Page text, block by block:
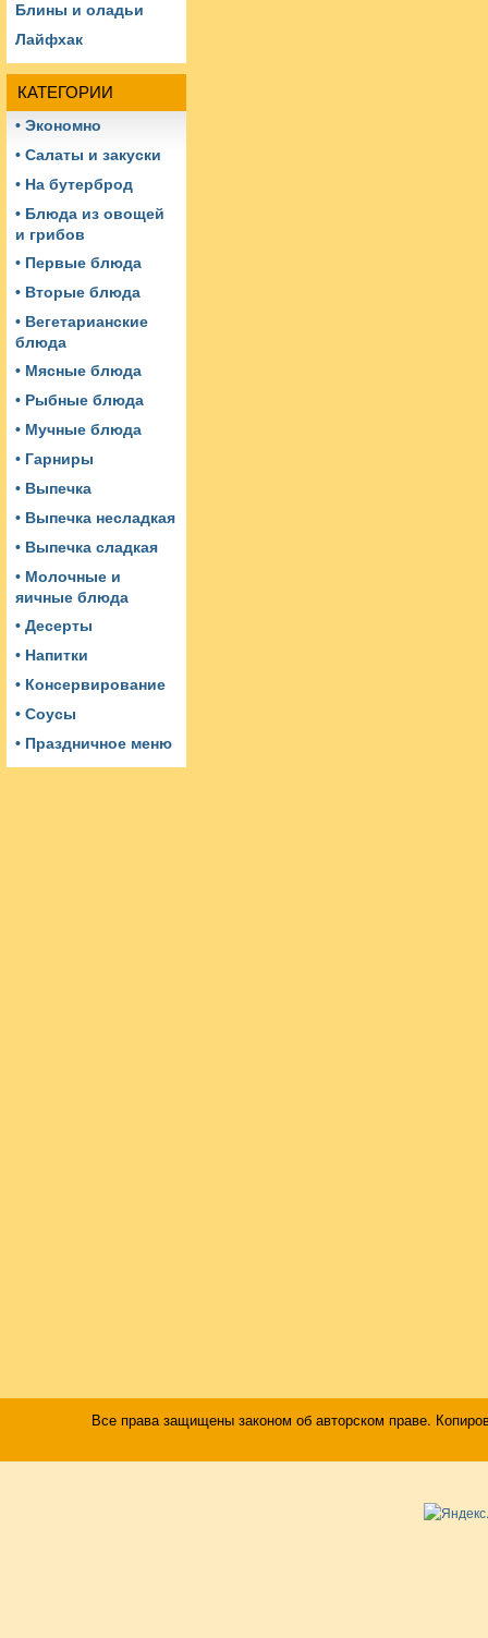
Блины и оладьи
Лайфхак
КАТЕГОРИИ
• Экономно
• Салаты и закуски
• На бутерброд
• Блюда из овощей
и грибов
• Первые блюда
• Вторые блюда
• Вегетарианские
блюда
• Мясные блюда
• Рыбные блюда
• Мучные блюда
• Гарниры
• Выпечка
• Выпечка несладкая
• Выпечка сладкая
• Молочные и
яичные блюда
• Десерты
• Напитки
• Консервирование
• Соусы
• Праздничное меню
Все права защищены законом об авторском праве.